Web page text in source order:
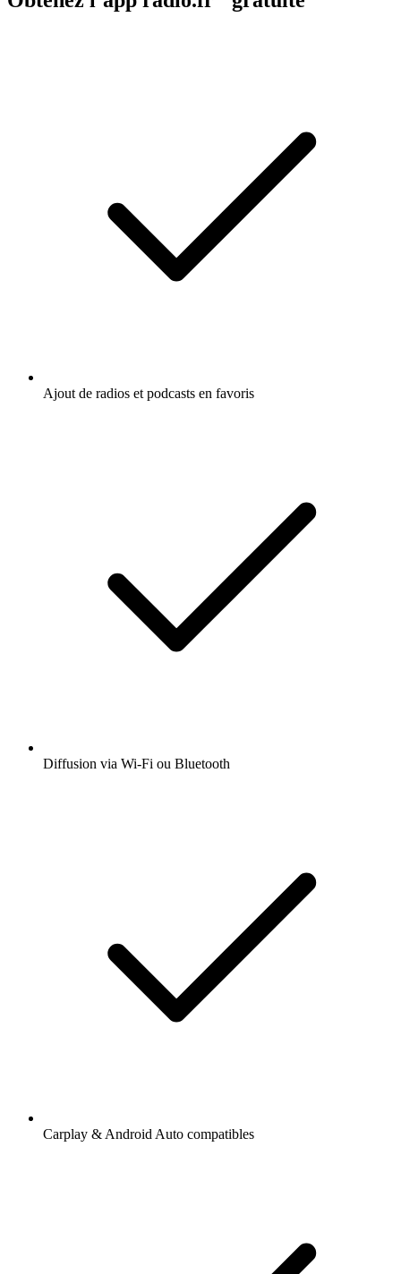
Ajout de radios et podcasts en favoris
Diffusion via Wi-Fi ou Bluetooth
Carplay & Android Auto compatibles